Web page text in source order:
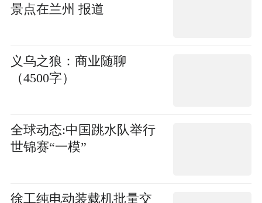
景点在兰州 报道
义乌之狼：商业随聊
（4500字）
全球动态:中国跳水队举行
世锦赛“一模”
徐工纯电动装载机批量交